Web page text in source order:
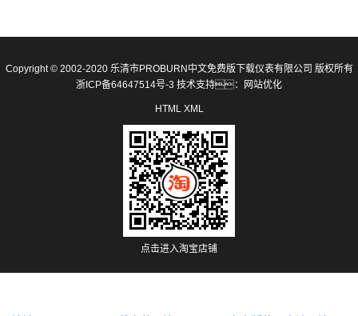
Copyright © 2002-2020 乐清市PROBURN中文免费版下载仪表有限公司 版权所有
浙ICP备64647514号-3 技术支持： 网站优化
HTML XML
点击进入淘宝店铺